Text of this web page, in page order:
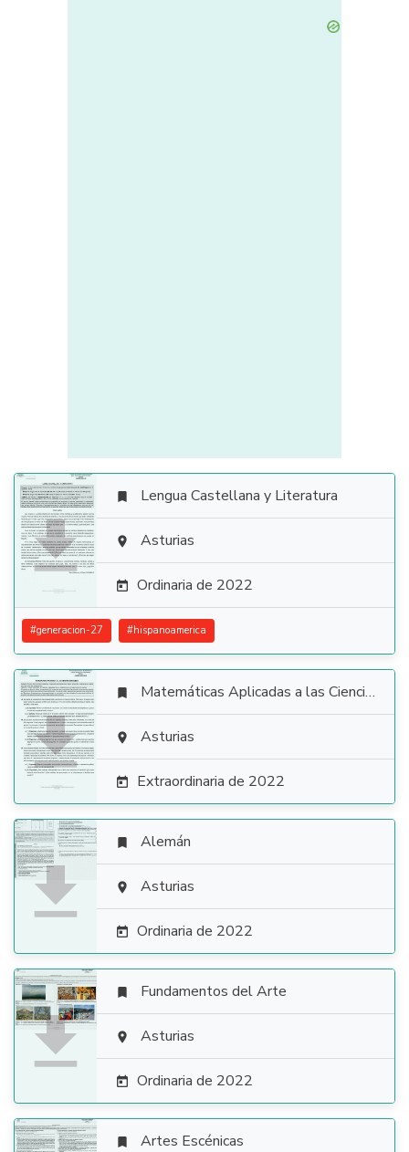

 Lengua Castellana y Literatura
 Asturias
 Ordinaria de 2022
#generacion-27 #hispanoamerica

 Matemáticas Aplicadas a las Ciencias Sociales
 Asturias
 Extraordinaria de 2022

 Alemán
 Asturias
 Ordinaria de 2022

 Fundamentos del Arte
 Asturias
 Ordinaria de 2022
 Artes Escénicas